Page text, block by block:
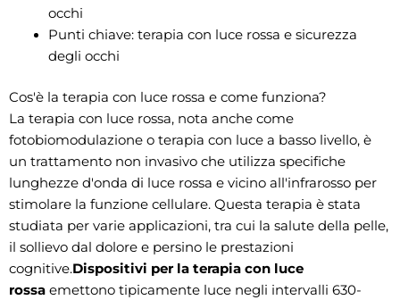
occhi
Punti chiave: terapia con luce rossa e sicurezza
degli occhi
Cos'è la terapia con luce rossa e come funziona?
La terapia con luce rossa, nota anche come
fotobiomodulazione o terapia con luce a basso livello, è
un trattamento non invasivo che utilizza specifiche
lunghezze d'onda di luce rossa e vicino all'infrarosso per
stimolare la funzione cellulare. Questa terapia è stata
studiata per varie applicazioni, tra cui la salute della pelle,
il sollievo dal dolore e persino le prestazioni
cognitive.Dispositivi per la terapia con luce
rossa emettono tipicamente luce negli intervalli 630-